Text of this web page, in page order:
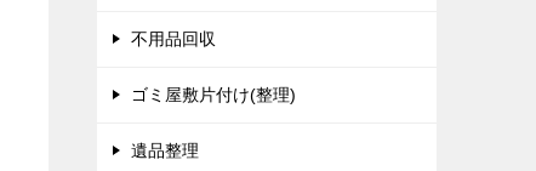
不用品回収
ゴミ屋敷片付け(整理)
遺品整理